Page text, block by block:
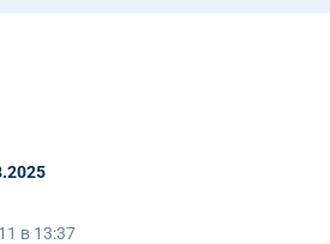
в 13:37